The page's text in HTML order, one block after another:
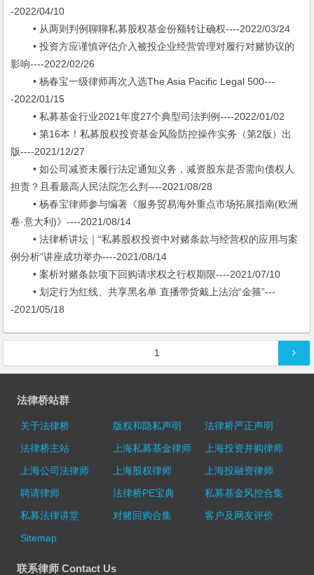
-2022/04/10
• 从两则判例聊聊私募股权基金份额转让确权----2022/03/24
• 投资方应谨慎评估介入被投企业经营管理对履行对赌协议的
影响----2022/02/26
• 杨春宝一级律师再次入选The Asia Pacific Legal 500---
-2022/01/15
• 私募基金行业2021年度27个典型司法判例----2022/01/02
• 第16本！私募股权投资基金风险防控操作实务（第2版）出
版----2021/12/27
• 如公司减资未履行法定通知义务，减资股东是否需向债权人
担责？且看最高人民法院怎么判----2021/08/28
• 杨春宝律师参与编著《服务贸易海外重点市场拓展指南(欧洲
卷·意大利)》----2021/08/14
• 法律桥讲坛｜“私募股权投资中对赌条款与经营权的应用与案
例分析”讲座成功举办----2021/08/14
• 案析对赌条款项下回购请求权之行权期限----2021/07/10
• 划定行为红线、共享黑名单 直播带货戴上法治“金箍”---
-2021/05/18
1
法律桥站群
关于法律桥 版权和隐私声明
法律桥严正声明
法律桥主站
上海私募基金律师
上海投资并购律师
上海公司法律师
上海股权律师
上海投融资律师
聘请律师
法律桥PE宝典
私募基金风控合集
私募法律讲堂
对赌回购合集
客户及网友评价
Sitemap
联系律师 Contact Us